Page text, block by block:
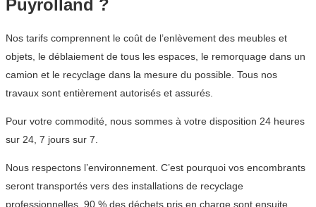
Puyrolland ?
Nos tarifs comprennent le coût de l’enlèvement des meubles et
objets, le déblaiement de tous les espaces, le remorquage dans un
camion et le recyclage dans la mesure du possible. Tous nos
travaux sont entièrement autorisés et assurés.
Pour votre commodité, nous sommes à votre disposition 24 heures
sur 24, 7 jours sur 7.
Nous respectons l’environnement. C’est pourquoi vos encombrants
seront transportés vers des installations de recyclage
professionnelles. 90 % des déchets pris en charge sont ensuite